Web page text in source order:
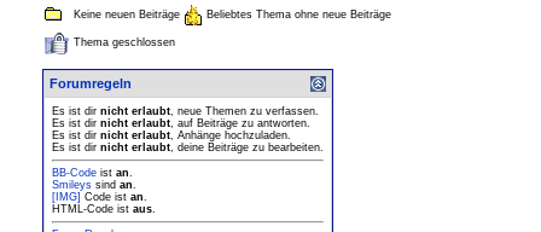
Keine neuen Beiträge Beliebtes Thema ohne neue Beiträge
Thema geschlossen
Forumregeln
Es ist dir nicht erlaubt, neue Themen zu verfassen.
Es ist dir nicht erlaubt, auf Beiträge zu antworten.
Es ist dir nicht erlaubt, Anhänge hochzuladen.
Es ist dir nicht erlaubt, deine Beiträge zu bearbeiten.
BB-Code ist an.
Smileys sind an.
[IMG] Code ist an.
HTML-Code ist aus.